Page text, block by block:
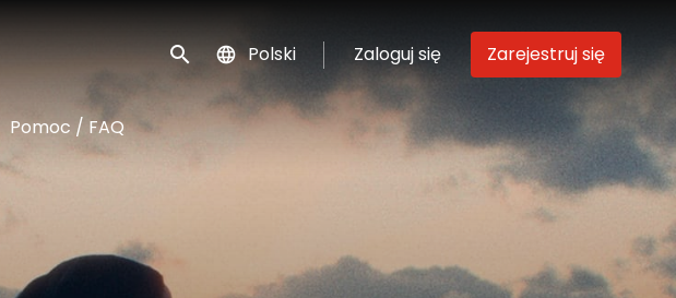
Wyszukaj Polski Zaloguj się Zarejestruj się
Pomoc / FAQ